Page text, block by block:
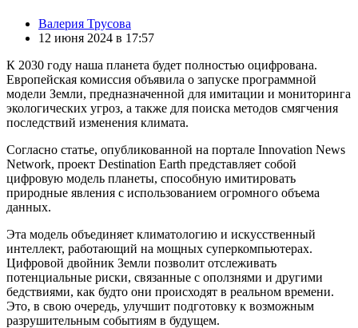
Posted
by
Валерия Трусова
12 июня 2024 в 17:57
К 2030 году наша планета будет полностью оцифрована.
Европейская комиссия объявила о запуске программной
модели Земли, предназначенной для имитации и мониторинга
экологических угроз, а также для поиска методов смягчения
последствий изменения климата.
Согласно статье, опубликованной на портале Innovation News
Network, проект Destination Earth представляет собой
цифровую модель планеты, способную имитировать
природные явления с использованием огромного объема
данных.
Эта модель объединяет климатологию и искусственный
интеллект, работающий на мощных суперкомпьютерах.
Цифровой двойник Земли позволит отслеживать
потенциальные риски, связанные с оползнями и другими
бедствиями, как будто они происходят в реальном времени.
Это, в свою очередь, улучшит подготовку к возможным
разрушительным событиям в будущем.